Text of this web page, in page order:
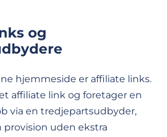
og
hjemmeside er affiliate links.
affiliate link og foretager en
via en tredjepartsudbyder,
provision uden ekstra